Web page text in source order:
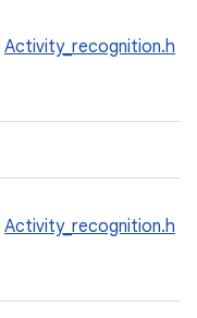
Activity_recognition.h
Activity_recognition.h